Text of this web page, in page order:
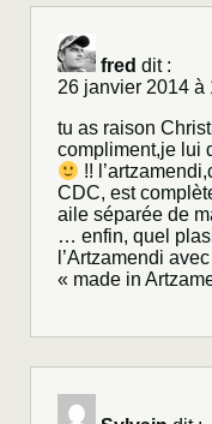
fred dit :
26 janvier 2014 à
tu as raison
compliment,je lui
!!
CDC, est
aile séparée de
… enfin, quel
l’Artzamendi
« made in